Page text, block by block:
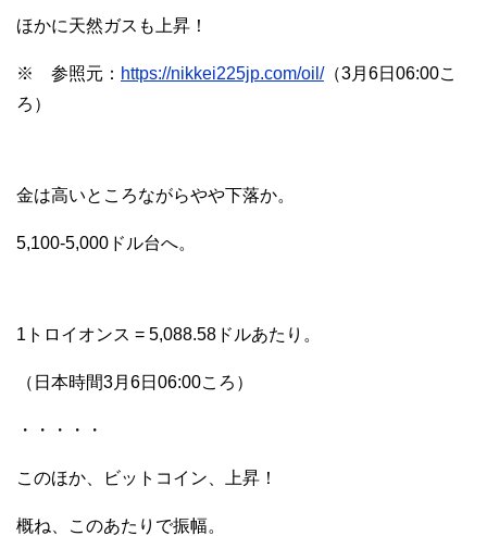
ほかに天然ガスも上昇！
※ 参照元： https://nikkei225jp.com/oil/（3月6日06:00こ
ろ）
金は高いところながらやや下落か。
5,100-5,000ドル台へ。
1トロイオンス = 5,088.58ドルあたり。
（日本時間3月6日06:00ころ）
・・・・・
このほか、ビットコイン、上昇！
概ね、このあたりで振幅。